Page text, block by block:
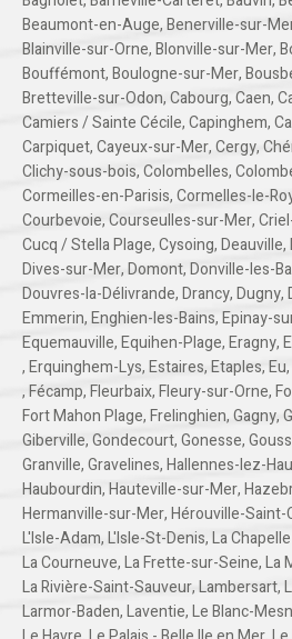
Beaumont-en-Auge,Benerville-sur-
Blainville-sur-Orne,Blonville-sur-Mer,
Bouffémont,Boulogne-sur-Mer,
Bretteville-sur-Odon,Cabourg,Caen,
Camiers / Sainte Cécile,Capinghem,
Carpiquet,Cayeux-sur-Mer,Cergy,
Clichy-sous-bois,Colombelles,
Cormeilles-en-Parisis,Cormelles-le-
Courbevoie,Courseulles-sur-Mer,
Cucq / Stella Plage,Cysoing,Deauville,
Dives-sur-Mer,Domont,Donville-les-
Douvres-la-Délivrande,Drancy,Dugny,
Emmerin,Enghien-les-Bains,Epinay-
Equemauville,Equihen-Plage,Eragny,
,Erquinghem-Lys,Estaires,Etaples,Eu,
,Fécamp,Fleurbaix,Fleury-sur-Orne,
Fort Mahon Plage,Frelinghien,Gagny,
Giberville,Gondecourt,Gonesse,
Granville,Gravelines,Hallennes-lez-
Haubourdin,Hauteville-sur-Mer,
Hermanville-sur-Mer,Hérouville-Saint-
L'Isle-Adam,L'Isle-St-Denis,La
La Courneuve,La Frette-sur-Seine,La
La Rivière-Saint-Sauveur,Lambersart,
Larmor-Baden,Laventie,Le Blanc-